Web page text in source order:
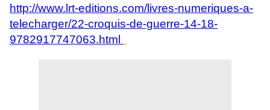
http://www.lrt-editions.com/livres-numeriques-a-
telecharger/22-croquis-de-guerre-14-18-
9782917747063.html